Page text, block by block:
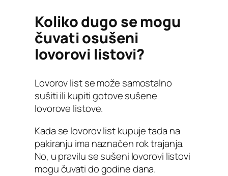
Koliko dugo se mogu
čuvati osušeni
lovorovi listovi?
Lovorov list se može samostalno
sušiti ili kupiti gotove sušene
lovorove listove.
Kada se lovorov list kupuje tada na
pakiranju ima naznačen rok trajanja.
No, u pravilu se sušeni lovorovi listovi
mogu čuvati do godine dana.